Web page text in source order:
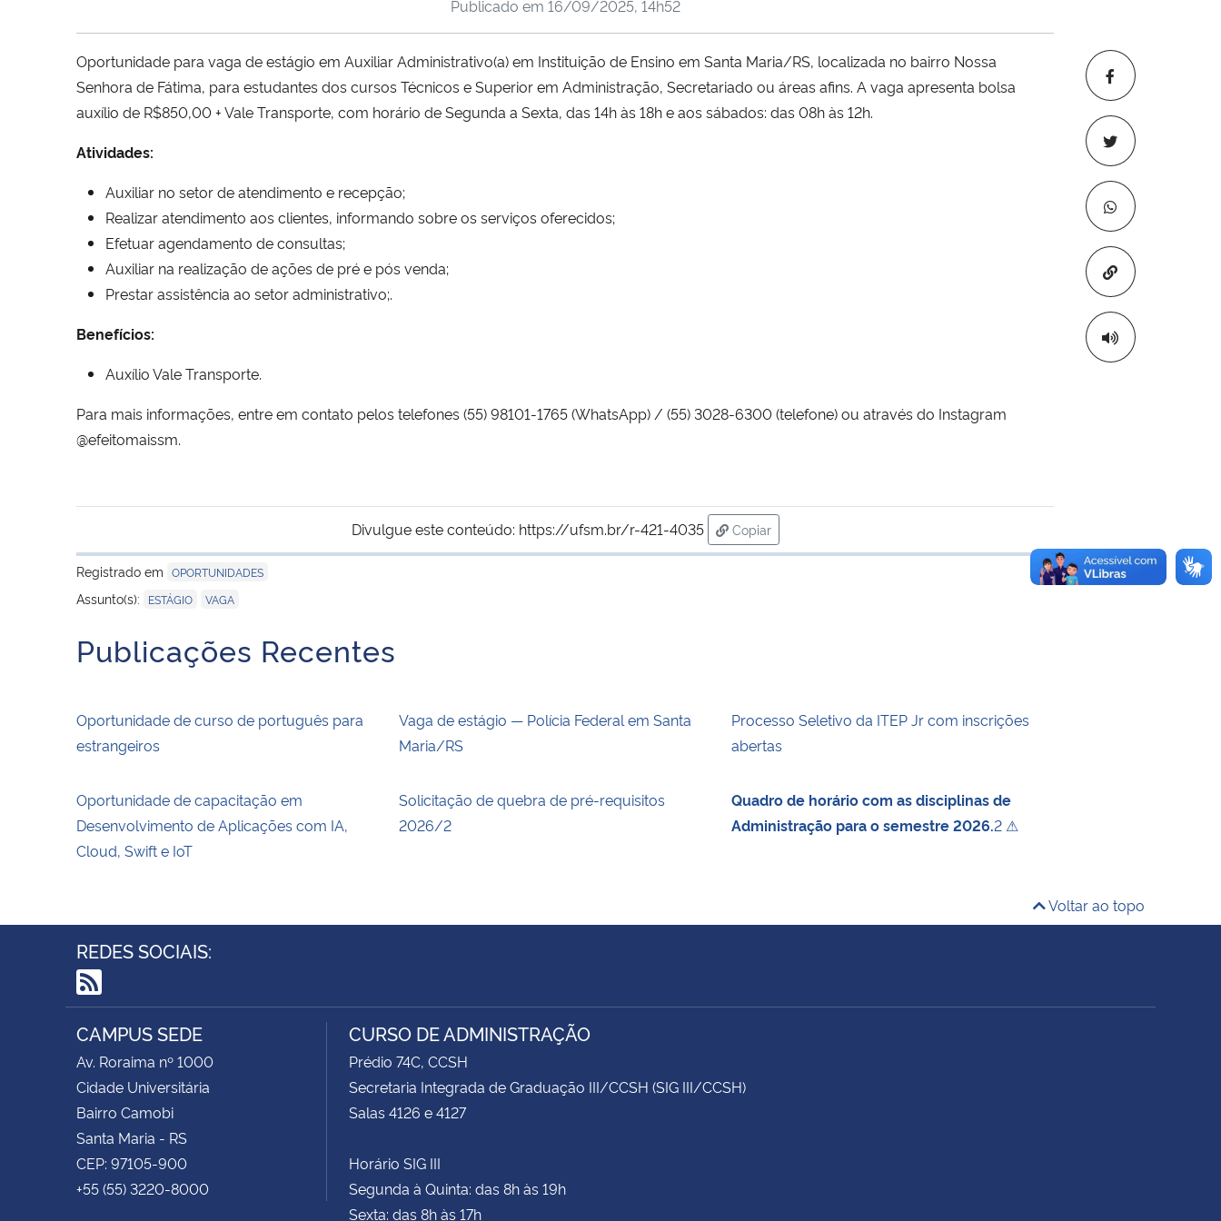
Copiar para
Publicado em 16/09/2025, 14h52
Oportunidade para vaga de estágio em Auxiliar Administrativo(a) em Instituição de Ensino em Santa Maria/RS, localizada no bairro Nossa
Senhora de Fátima, para estudantes dos cursos Técnicos e Superior em Administração, Secretariado ou áreas afins. A vaga apresenta bolsa
auxílio de R$850,00 + Vale Transporte, com horário de Segunda a Sexta, das 14h às 18h e aos sábados: das 08h às 12h.
Atividades:
Auxiliar no setor de atendimento e recepção;
Realizar atendimento aos clientes, informando sobre os serviços oferecidos;
Efetuar agendamento de consultas;
Auxiliar na realização de ações de pré e pós venda;
Prestar assistência ao setor administrativo;.
Benefícios:
Auxílio Vale Transporte.
Para mais informações, entre em contato pelos telefones (55) 98101-1765 (WhatsApp) / (55) 3028-6300 (telefone) ou através do Instagram
@efeitomaissm.
Divulgue este conteúdo: https://ufsm.br/r-421-4035
Copiar
para área de transferência
Registrado em OPORTUNIDADES
Assunto(s): ESTÁGIO VAGA
Publicações Recentes
Oportunidade de curso de português para
estrangeiros
Vaga de estágio — Polícia Federal em Santa
Maria/RS
Processo Seletivo da ITEP Jr com inscrições
abertas
Oportunidade de capacitação em
Desenvolvimento de Aplicações com IA,
Cloud, Swift e IoT
Solicitação de quebra de pré-requisitos
2026/2
Quadro de horário com as disciplinas de
Administração para o semestre 2026.2 ⚠
Voltar ao topo
REDES SOCIAIS:
RSS
CAMPUS SEDE
Av. Roraima nº 1000
Cidade Universitária
Bairro Camobi
Santa Maria - RS
CEP: 97105-900
+55 (55) 3220-8000
CURSO DE ADMINISTRAÇÃO
Prédio 74C, CCSH
Secretaria Integrada de Graduação III/CCSH (SIG III/CCSH)
Salas 4126 e 4127
Horário SIG III
Segunda à Quinta: das 8h às 19h
Sexta: das 8h às 17h